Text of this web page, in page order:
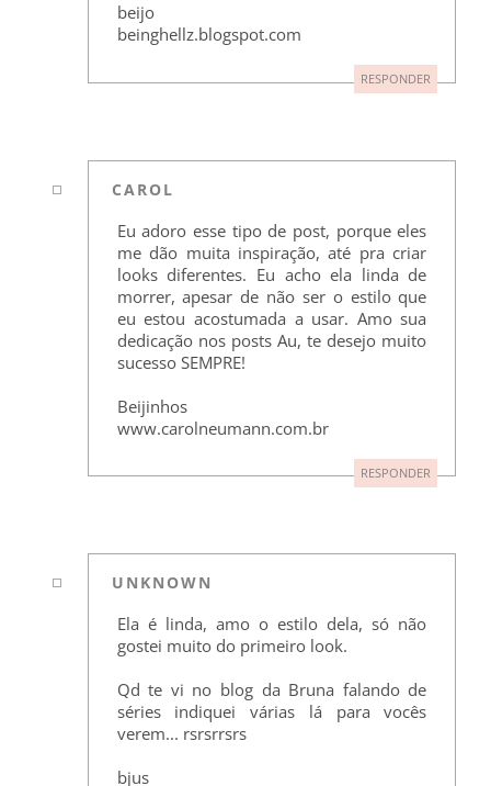
beijo
beinghellz.blogspot.com
RESPONDER
CAROL
Eu adoro esse tipo de post, porque eles
me dão muita inspiração, até pra criar
looks diferentes. Eu acho ela linda de
morrer, apesar de não ser o estilo que
eu estou acostumada a usar. Amo sua
dedicação nos posts Au, te desejo muito
sucesso SEMPRE!
Beijinhos
www.carolneumann.com.br
RESPONDER
UNKNOWN
Ela é linda, amo o estilo dela, só não
gostei muito do primeiro look.
Qd te vi no blog da Bruna falando de
séries indiquei várias lá para vocês
verem... rsrsrrsrs
bjus